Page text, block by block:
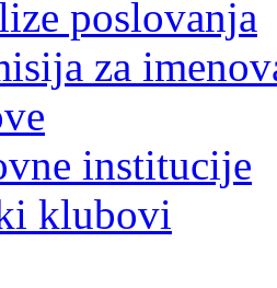
poslovanja
za
institucije
klubovi